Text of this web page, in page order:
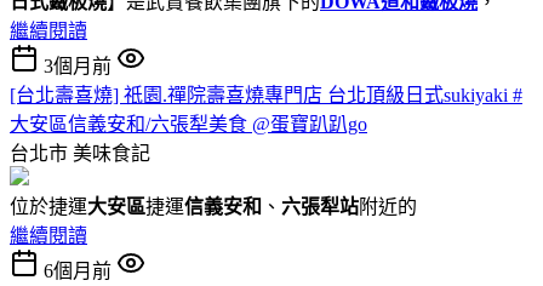
繼續閱讀
3個月前
[台北壽喜燒] 祇園.禪院壽喜燒專門店 台北頂級日式sukiyaki #
大安區信義安和/六張犁美食 @蛋寶趴趴go
台北市 美味食記
位於捷運大安區捷運信義安和 、 六張犁站附近的
繼續閱讀
6個月前